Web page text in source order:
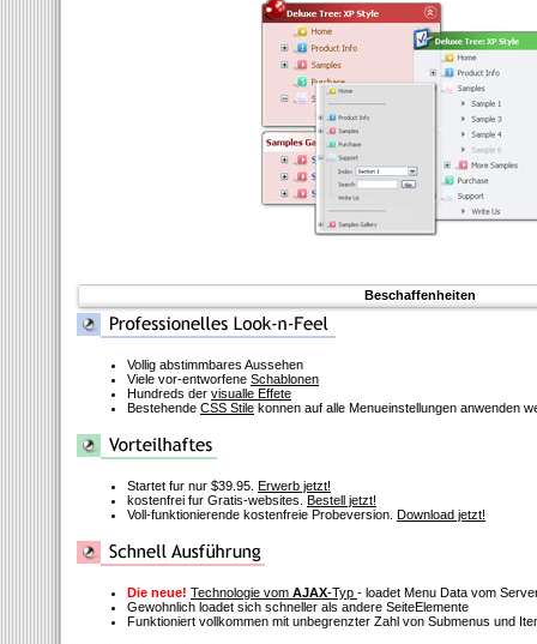
Beschaffenheiten
Vollig abstimmbares Aussehen
Viele vor-entworfene Schablonen
Hundreds der visualle Effete
Bestehende CSS Stile konnen auf alle Menueinstellungen anwenden
Startet fur nur $39.95. Erwerb jetzt!
kostenfrei fur Gratis-websites. Bestell jetzt!
Voll-funktionierende kostenfreie Probeversion. Download jetzt!
Die neue! Technologie vom AJAX-Typ - loadet Menu Data vom
Gewohnlich loadet sich schneller als andere SeiteElemente
Funktioniert vollkommen mit unbegrenzter Zahl von Submenus und